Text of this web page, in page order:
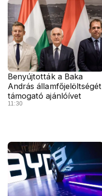
Benyújtották a Baka
András államfőjelöltségét
támogató ajánlóívet
11:30